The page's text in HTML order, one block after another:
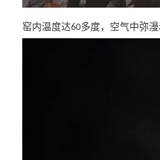
窑内温度达60多度，空气中弥漫